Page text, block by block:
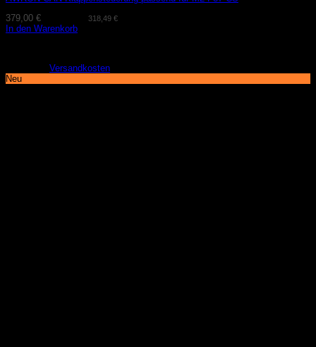
379,00 € 318,49 €
In den Warenkorb
Versandkosten
Neu